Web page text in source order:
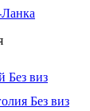
Без виз
Без виз